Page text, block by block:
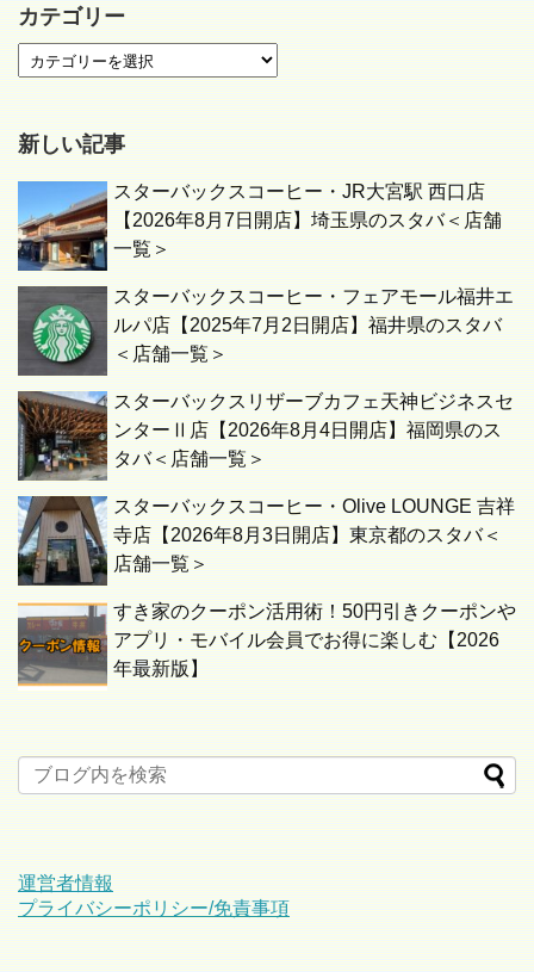
カテゴリー
新しい記事
スターバックスコーヒー・JR大宮駅 西口店
【2026年8月7日開店】埼玉県のスタバ＜店舗
一覧＞
スターバックスコーヒー・フェアモール福井エ
ルパ店【2025年7月2日開店】福井県のスタバ
＜店舗一覧＞
スターバックスリザーブカフェ天神ビジネスセ
ンターⅡ店【2026年8月4日開店】福岡県のス
タバ＜店舗一覧＞
スターバックスコーヒー・Olive LOUNGE 吉祥
寺店【2026年8月3日開店】東京都のスタバ＜
店舗一覧＞
すき家のクーポン活用術！50円引きクーポンや
アプリ・モバイル会員でお得に楽しむ【2026
年最新版】
運営者情報
プライバシーポリシー/免責事項